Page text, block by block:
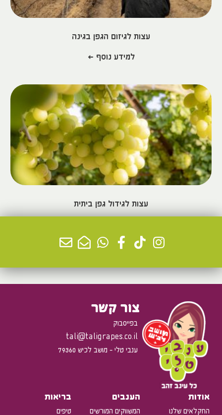
עצות לגיזום הגפן בגינה
למידע נוסף >
עצות לגידול גפן ביתית
צור קשר
בפייסבוק
tali@taligrapes.co.il
ענבי טלי - מושב לכיש 79360
אודות
החקלאים שלנו
הענבים
המשווקים המורשים
בריאות
טיפים